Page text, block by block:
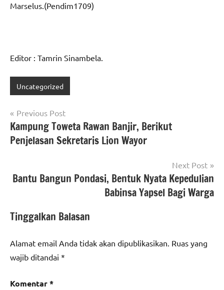
Marselus.(Pendim1709)
Editor : Tamrin Sinambela.
Uncategorized
Navigasi
pos
Previous Post
Kampung Toweta Rawan Banjir, Berikut
Penjelasan Sekretaris Lion Wayor
Next Post
Bantu Bangun Pondasi, Bentuk Nyata Kepedulian
Babinsa Yapsel Bagi Warga
Tinggalkan Balasan
Alamat email Anda tidak akan dipublikasikan. Ruas yang
wajib ditandai *
Komentar*